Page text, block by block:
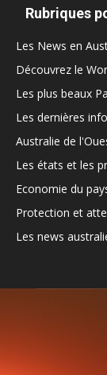
Rubriques
Les News en
Découvrez le
Les plus beaux
Les dernières
Australie de
Les états et les
Economie du
Protection et
Les news